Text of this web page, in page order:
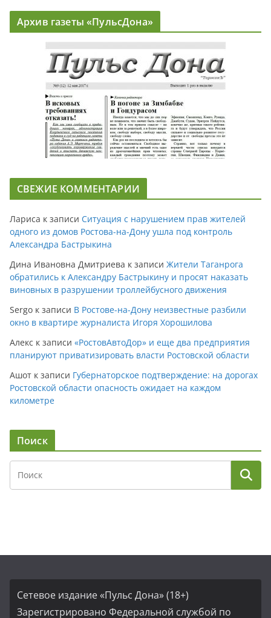
Архив газеты «ПульсДона»
СВЕЖИЕ КОММЕНТАРИИ
Лариса к записи Ситуация с нарушением прав жителей
одного из домов Ростова-на-Дону ушла под контроль
Александра Бастрыкина
Дина Ивановна Дмитриева к записи Жители Таганрога
обратились к Александру Бастрыкину и просят наказать
виновных в разрушении троллейбусного движения
Sergo к записи В Ростове-на-Дону неизвестные разбили
окно в квартире журналиста Игоря Хорошилова
Алекс к записи «РостовАвтоДор» и еще два предприятия
планируют приватизировать власти Ростовской области
Ашот к записи Губернаторское подтверждение: на дорогах
Ростовской области опасность ожидает на каждом
километре
Поиск
Сетевое издание «Пульс Дона» (18+)
Зарегистрировано Федеральной службой по